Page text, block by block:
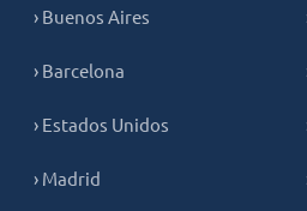
› Buenos Aires
› Barcelona
› Estados Unidos
› Madrid